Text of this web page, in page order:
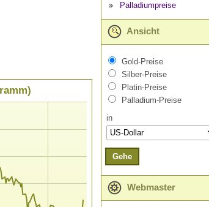
Palladiumpreise
Ansicht
Gold-Preise
Silber-Preise
Platin-Preise
Palladium-Preise
in
Gehe
Webmaster